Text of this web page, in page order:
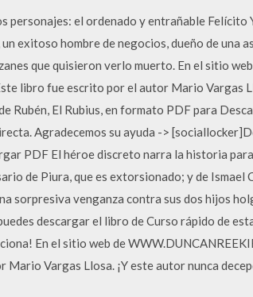
el ordenado y entrañable Felícito
exitoso hombre de negocios, dueño de una
que quisieron verlo muerto. En el sitio
libro fue escrito por el autor Mario Vargas
El Rubius, en formato PDF para
Agradecemos su ayuda ->
PDF El héroe discreto narra la historia
de Piura, que es extorsionado; y de Ismael
sorpresiva venganza contra sus dos hijos
descargar el libro de Curso rápido de
En el sitio web de
Vargas Llosa. ¡Y este autor nunca